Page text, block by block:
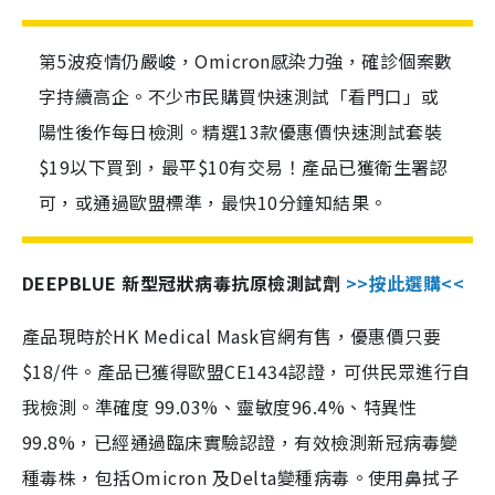
第5波疫情仍嚴峻，Omicron感染力強，確診個案數
字持續高企。不少市民購買快速測試「看門口」或
陽性後作每日檢測。精選13款優惠價快速測試套裝
$19以下買到，最平$10有交易！產品已獲衛生署認
可，或通過歐盟標準，最快10分鐘知結果。
DEEPBLUE 新型冠狀病毒抗原檢測試劑 >>按此選購<<
產品現時於HK Medical Mask官網有售，優惠價只要
$18/件。產品已獲得歐盟CE1434認證，可供民眾進行自
我檢測。準確度 99.03%、靈敏度96.4%、特異性
99.8%，已經通過臨床實驗認證，有效檢測新冠病毒變
種毒株，包括Omicron 及Delta變種病毒。使用鼻拭子